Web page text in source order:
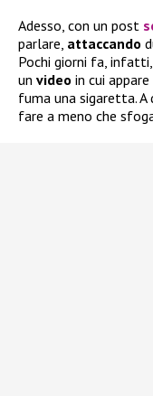
Adesso, con un post
parlare, attaccando
Pochi giorni fa,
un video in cui
fuma una sigaretta.
fare a meno che